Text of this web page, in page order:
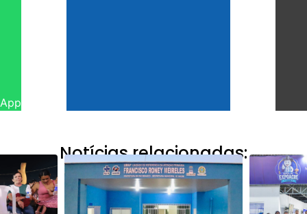
Notícias relacionadas: